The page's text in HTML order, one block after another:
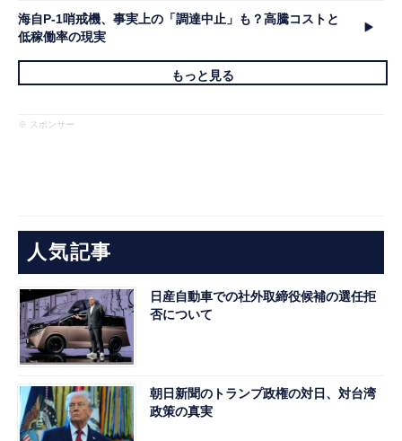
海自P-1哨戒機、事実上の「調達中止」も？高騰コストと
低稼働率の現実
もっと見る
※ スポンサー
人気記事
日産自動車での社外取締役候補の選任拒
否について
朝日新聞のトランプ政権の対日、対台湾
政策の真実